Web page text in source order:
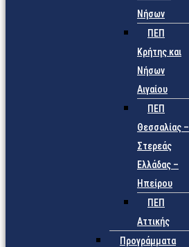
Νήσων
ΠΕΠ
Κρήτης και
Νήσων
Αιγαίου
ΠΕΠ
Θεσσαλίας –
Στερεάς
Ελλάδας –
Ηπείρου
ΠΕΠ
Αττικής
Προγράμματα